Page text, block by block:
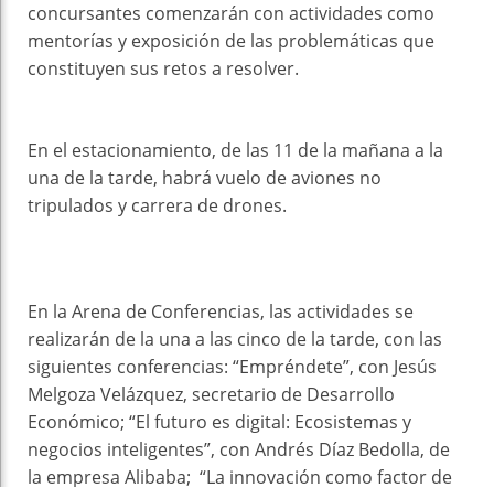
concursantes comenzarán con actividades como
mentorías y exposición de las problemáticas que
constituyen sus retos a resolver.
En el estacionamiento, de las 11 de la mañana a la
una de la tarde, habrá vuelo de aviones no
tripulados y carrera de drones.
En la Arena de Conferencias, las actividades se
realizarán de la una a las cinco de la tarde, con las
siguientes conferencias: “Empréndete”, con Jesús
Melgoza Velázquez, secretario de Desarrollo
Económico; “El futuro es digital: Ecosistemas y
negocios inteligentes”, con Andrés Díaz Bedolla, de
la empresa Alibaba; “La innovación como factor de